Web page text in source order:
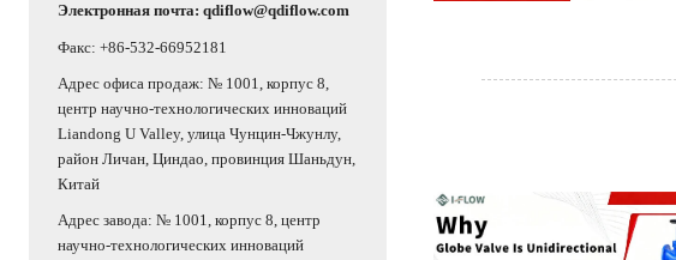
Электронная почта: qdiflow@qdiflow.com
Факс: +86-532-66952181
Адрес офиса продаж: № 1001, корпус 8,
центр научно-технологических инноваций
Liandong U Valley, улица Чунцин-Чжунлу,
район Личан, Циндао, провинция Шаньдун,
Китай
Адрес завода: № 1001, корпус 8, центр
научно-технологических инноваций